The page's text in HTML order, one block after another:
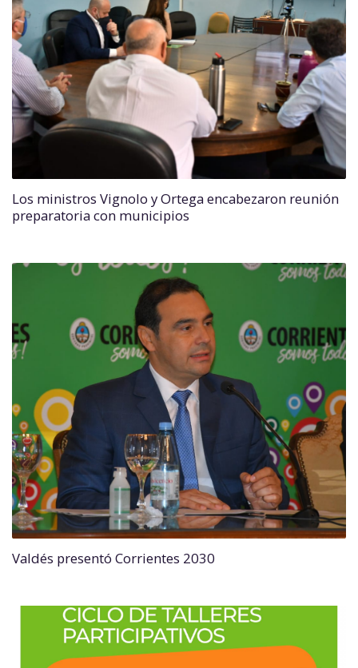
Los ministros Vignolo y Ortega encabezaron reunión
preparatoria con municipios
Valdés presentó Corrientes 2030